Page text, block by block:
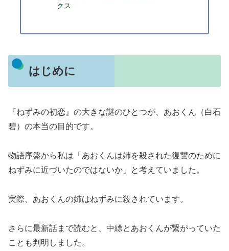
クス
はじめに
『ねずみの初恋』の大きな謎のひとつが、あおくん（白石
碧）の本当の目的です。
物語序盤から私は「あおくんは姉を殺された復讐のために
ねずみに近づいたのではないか」と考えていました。
実際、あおくんの姉はねずみに殺されています。
さらに最新話まで読むと、中縹とあおくんが繋がっていた
ことも判明しました。